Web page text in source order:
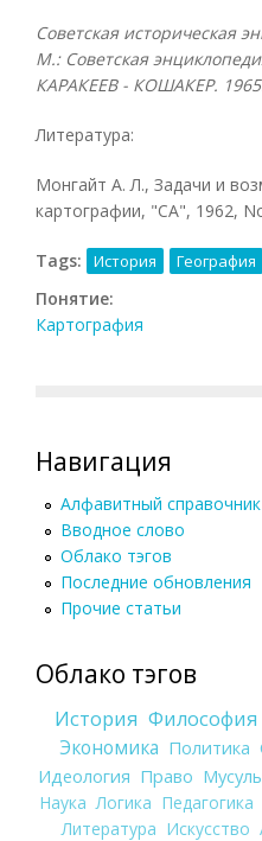
Советская историческая
М.: Советская
КАРАКЕЕВ - КОШАКЕР.
Литература:
Монгайт А. Л., Задачи и
картографии, "CA", 1962,
Tags: История География
Понятие:
Картография
Навигация
Алфавитный справочник
Вводное слово
Облако тэгов
Последние обновления
Прочие статьи
Облако тэгов
История Философия
Экономика Политика
Идеология Право
Наука Логика Педагогика
Литература Искусство